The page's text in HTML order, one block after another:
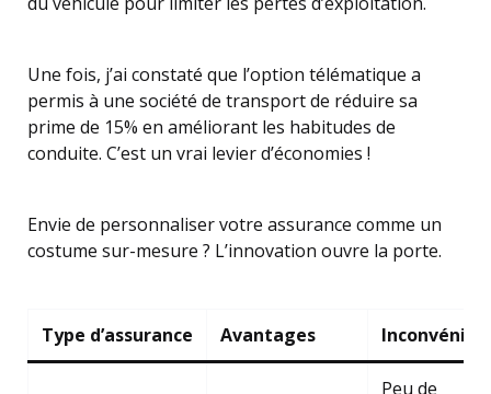
Une fois, j’ai constaté que l’option télématique a
permis à une société de transport de réduire sa
prime de 15% en améliorant les habitudes de
conduite. C’est un vrai levier d’économies !
Envie de personnaliser votre assurance comme un
costume sur-mesure ? L’innovation ouvre la porte.
Type d’assurance Avantages
Peu de